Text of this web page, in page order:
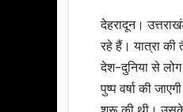
देहरादून।
रहे हैं। यात्रा की
देश-दुनिया से
पुष्प वर्षा की